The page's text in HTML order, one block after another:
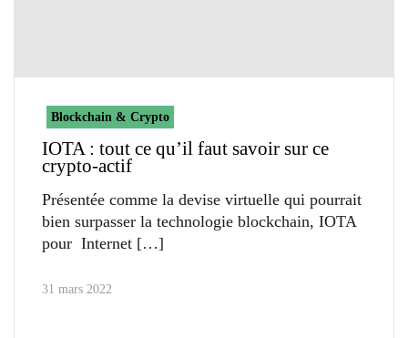
Blockchain & Crypto
IOTA : tout ce qu’il faut savoir sur ce
crypto-actif
Présentée comme la devise virtuelle qui pourrait
bien surpasser la technologie blockchain, IOTA
pour Internet
31 mars 2022